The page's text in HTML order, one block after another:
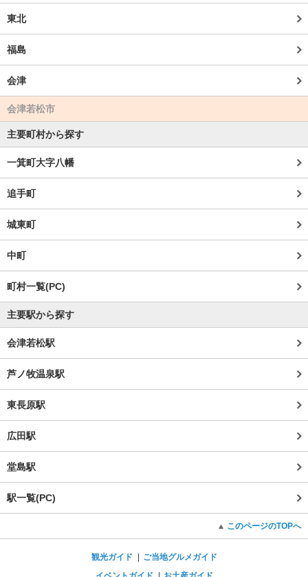
東北
福島
会津
会津若松市
主要町村から探す
一箕町大字八幡
追手町
城東町
中町
町村一覧(PC)
主要駅から探す
会津若松駅
芦ノ牧温泉駅
東長原駅
広田駅
堂島駅
駅一覧(PC)
このページのTOPへ
観光ガイド
ご当地グルメガイド